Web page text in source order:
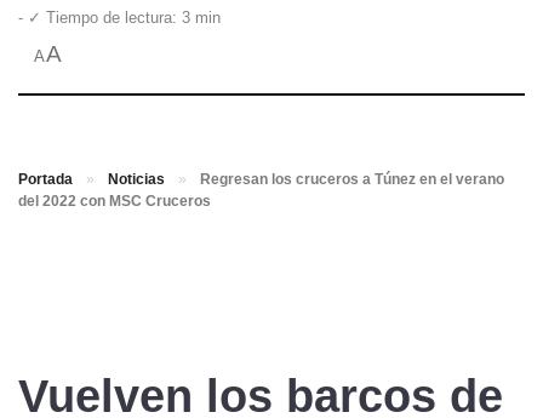
- ✓ Tiempo de lectura: 3 min
AA
Portada » Noticias »
Regresan los cruceros a Túnez en el verano
del 2022 con MSC Cruceros
Vuelven los barcos de